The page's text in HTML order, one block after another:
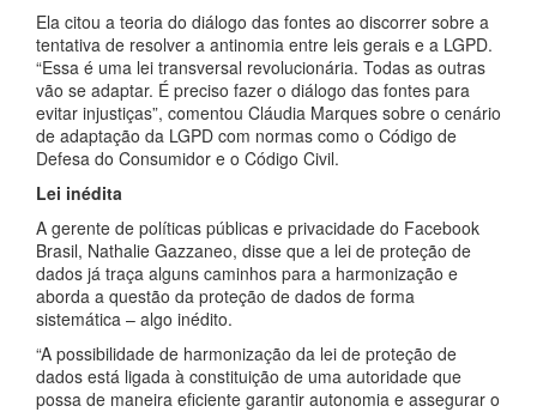
Ela citou a teoria do diálogo das fontes ao discorrer sobre a
tentativa de resolver a antinomia entre leis gerais e a LGPD.
“Essa é uma lei transversal revolucionária. Todas as outras
vão se adaptar. É preciso fazer o diálogo das fontes para
evitar injustiças”, comentou Cláudia Marques sobre o cenário
de adaptação da LGPD com normas como o Código de
Defesa do Consumidor e o Código Civil.
Lei inédita
A gerente de políticas públicas e privacidade do Facebook
Brasil, Nathalie Gazzaneo, disse que a lei de proteção de
dados já traça alguns caminhos para a harmonização e
aborda a questão da proteção de dados de forma
sistemática – algo inédito.
“A possibilidade de harmonização da lei de proteção de
dados está ligada à constituição de uma autoridade que
possa de maneira eficiente garantir autonomia e assegurar o